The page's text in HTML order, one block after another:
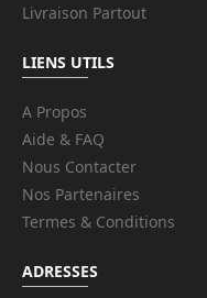
Livraison Partout
LIENS UTILS
A Propos
Aide & FAQ
Nous Contacter
Nos Partenaires
Termes & Conditions
ADRESSES